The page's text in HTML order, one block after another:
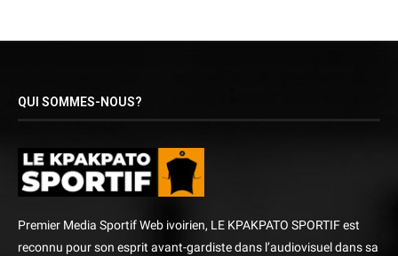
QUI SOMMES-NOUS?
Premier Media Sportif Web ivoirien, LE KPAKPATO SPORTIF est
reconnu pour son esprit avant-gardiste dans l’audiovisuel dans sa